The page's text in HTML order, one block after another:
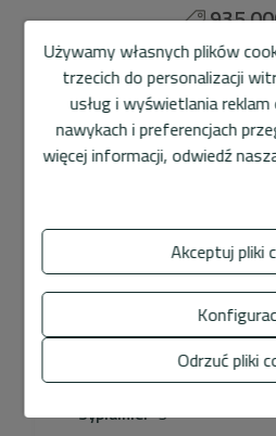
317 m2 1.400 m2
Willa Denia
Charakterystyka
Informacje ogólne
Typ: Willa
Sypialnie: 3
Używamy własnych plików
trzecich do personalizacji
usług i wyświetlania
nawykach i preferencjach
więcej informacji, odwiedź
Akceptuj pliki
Odrzuć pliki